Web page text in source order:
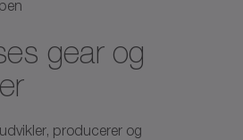
gear og
producerer og